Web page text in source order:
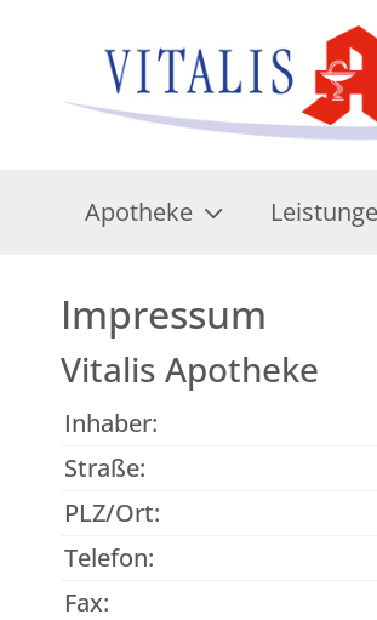
Apotheke
Impressum
Vitalis Apotheke
Inhaber:
Straße:
PLZ/Ort:
Telefon:
Fax: